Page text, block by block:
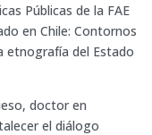
Públicas de la FAE
en Chile: Contornos
etnografía del Estado
doctor en
el diálogo